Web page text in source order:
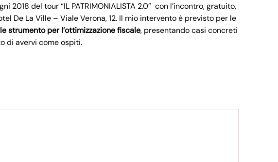
del tour “IL PATRIMONIALISTA 2.0” con l’incontro, gratuito,
De La Ville – Viale Verona, 12. Il mio intervento è previsto per le
strumento per l’ottimizzazione fiscale, presentando casi concreti
di avervi come ospiti.